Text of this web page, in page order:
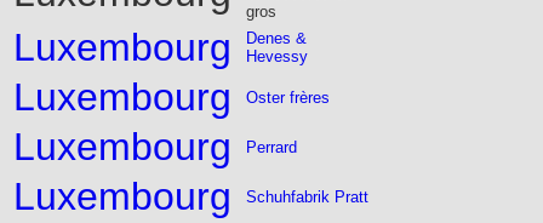
gros
Luxembourg
Denes &
Hevessy
Luxembourg Oster frères
Luxembourg Perrard
Luxembourg Schuhfabrik Pratt